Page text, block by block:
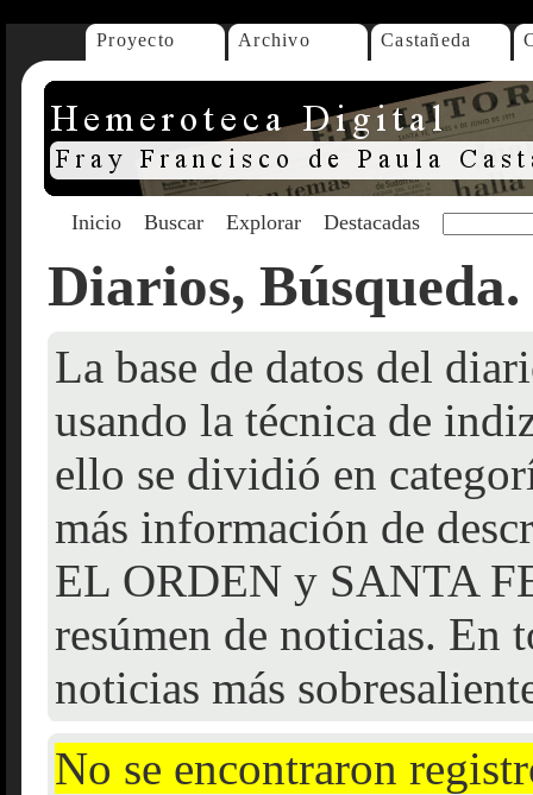
Proyecto Archivo Castañeda
Inicio Buscar Explorar Destacadas
Diarios, Búsqueda.
La base de datos del
usando la técnica de
ello se dividió en
más información de
EL ORDEN y SANTA
resúmen de noticias. En
noticias más
No se encontraron